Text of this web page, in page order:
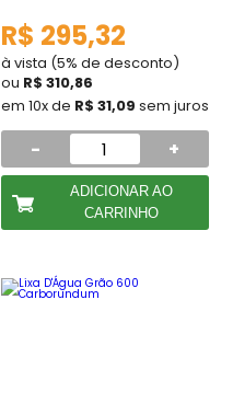
R$ 295,32
à vista (5% de desconto)
ou R$ 310,86
em 10x de R$ 31,09 sem juros
- +
ADICIONAR AO
CARRINHO